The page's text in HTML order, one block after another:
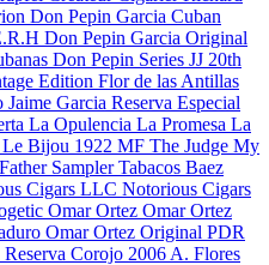
Don Pepin Garcia Cuban
Don Pepin Garcia Original
Don Pepin Series JJ 20th
Edition Flor de las Antillas
Jaime Garcia Reserva Especial
La Opulencia La Promesa La
Le Bijou 1922 MF The Judge My
SamplerTabacos Baez
Cigars LLC Notorious Cigars
Omar Ortez Omar Ortez
Omar Ortez Original PDR
Corojo 2006 A. Flores